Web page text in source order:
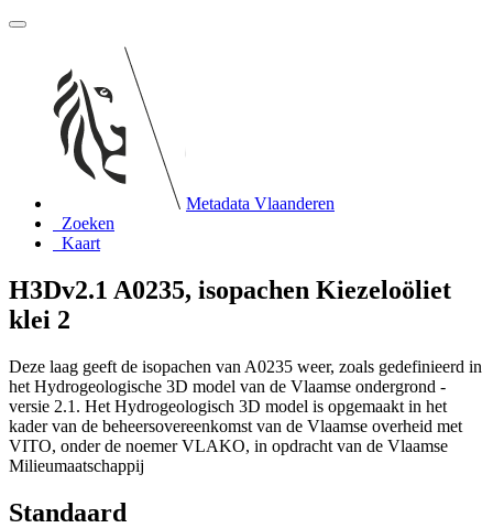
Metadata Vlaanderen
Zoeken
Kaart
H3Dv2.1 A0235, isopachen Kiezeloöliet
klei 2
Deze laag geeft de isopachen van A0235 weer, zoals gedefinieerd in
het Hydrogeologische 3D model van de Vlaamse ondergrond -
versie 2.1. Het Hydrogeologisch 3D model is opgemaakt in het
kader van de beheersovereenkomst van de Vlaamse overheid met
VITO, onder de noemer VLAKO, in opdracht van de Vlaamse
Milieumaatschappij
Standaard